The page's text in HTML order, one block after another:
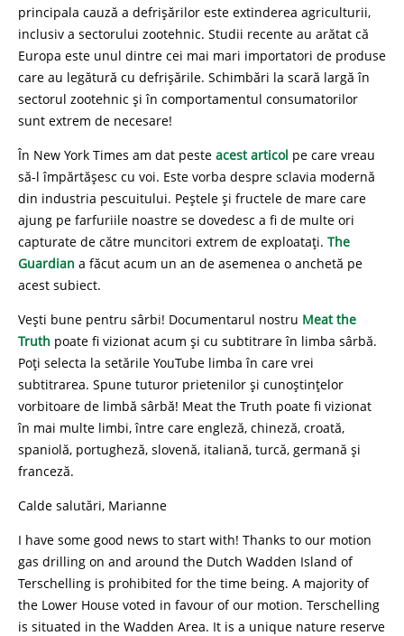
principala cauză a defrișărilor este extinderea agriculturii,
inclusiv a sectorului zootehnic. Studii recente au arătat că
Europa este unul dintre cei mai mari importatori de produse
care au legătură cu defrișările. Schimbări la scară largă în
sectorul zootehnic și în comportamentul consumatorilor
sunt extrem de necesare!
În New York Times am dat peste acest articol pe care vreau
să-l împărtășesc cu voi. Este vorba despre sclavia modernă
din industria pescuitului. Peștele și fructele de mare care
ajung pe farfuriile noastre se dovedesc a fi de multe ori
capturate de către muncitori extrem de exploatați. The
Guardian a făcut acum un an de asemenea o anchetă pe
acest subiect.
Vești bune pentru sârbi! Documentarul nostru Meat the
Truth poate fi vizionat acum și cu subtitrare în limba sârbă.
Poți selecta la setările YouTube limba în care vrei
subtitrarea. Spune tuturor prietenilor și cunoștințelor
vorbitoare de limbă sârbă! Meat the Truth poate fi vizionat
în mai multe limbi, între care engleză, chineză, croată,
spaniolă, portugheză, slovenă, italiană, turcă, germană și
franceză.
Calde salutări, Marianne
I have some good news to start with! Thanks to our motion
gas drilling on and around the Dutch Wadden Island of
Terschelling is prohibited for the time being. A majority of
the Lower House voted in favour of our motion. Terschelling
is situated in the Wadden Area. It is a unique nature reserve